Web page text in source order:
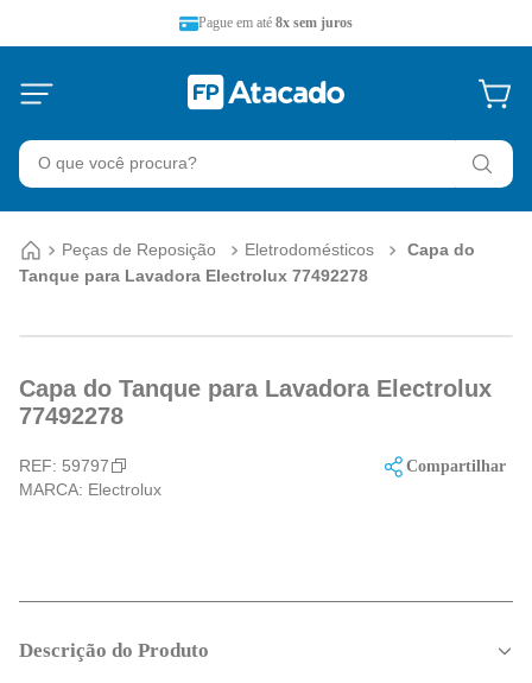
Pague em até 8x sem juros
Peças de Reposição Eletrodomésticos
Capa do
Tanque para Lavadora Electrolux 77492278
Capa do Tanque para Lavadora Electrolux
77492278
REF: 59797
MARCA: Electrolux
Compartilhar
Descrição do Produto